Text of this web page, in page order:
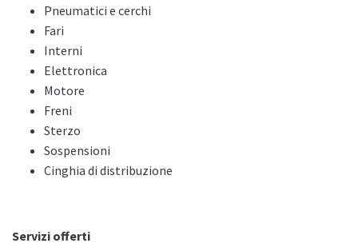
Pneumatici e cerchi
Fari
Interni
Elettronica
Motore
Freni
Sterzo
Sospensioni
Cinghia di distribuzione
Servizi offerti